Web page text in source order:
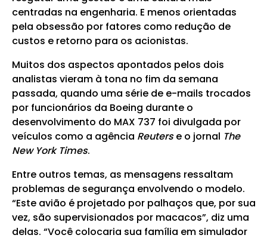
centradas na engenharia. E menos orientadas
pela obsessão por fatores como redução de
custos e retorno para os acionistas.
Muitos dos aspectos apontados pelos dois
analistas vieram à tona no fim da semana
passada, quando uma série de e-mails trocados
por funcionários da Boeing durante o
desenvolvimento do MAX 737 foi divulgada por
veículos como a agência Reuterse o jornal The
New York Times.
Entre outros temas, as mensagens ressaltam
problemas de segurança envolvendo o modelo.
“Este avião é projetado por palhaços que, por sua
vez, são supervisionados por macacos”, diz uma
delas. “Você colocaria sua família em simulador